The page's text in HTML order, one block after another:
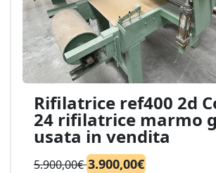
Rifilatrice ref400 2d
24 rifilatrice marmo
usata in vendita
5.900,00€3.900,00€